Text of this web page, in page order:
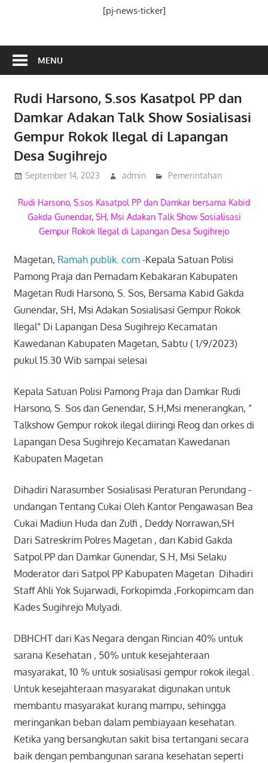
[pj-news-ticker]
MENU
Rudi Harsono, S.sos Kasatpol PP dan
Damkar Adakan Talk Show Sosialisasi
Gempur Rokok Ilegal di Lapangan
Desa Sugihrejo
September 14, 2023 admin Pemerintahan
Rudi Harsono, S.sos Kasatpol PP dan Damkar bersama Kabid
Gakda Gunendar, SH, Msi Adakan Talk Show Sosialisasi
Gempur Rokok Ilegal di Lapangan Desa Sugihrejo
Magetan, Ramah publik. com-Kepala Satuan Polisi
Pamong Praja dan Pemadam Kebakaran Kabupaten
Magetan Rudi Harsono, S. Sos, Bersama Kabid Gakda
Gunendar, SH, Msi Adakan Sosialisasi Gempur Rokok
Ilegal” Di Lapangan Desa Sugihrejo Kecamatan
Kawedanan Kabupaten Magetan, Sabtu ( 1/9/2023)
pukul 15.30 Wib sampai selesai
Kepala Satuan Polisi Pamong Praja dan Damkar Rudi
Harsono, S. Sos dan Genendar, S.H,Msi menerangkan, ”
Talkshow Gempur rokok ilegal diiringi Reog dan orkes di
Lapangan Desa Sugihrejo Kecamatan Kawedanan
Kabupaten Magetan
Dihadiri Narasumber Sosialisasi Peraturan Perundang -
undangan Tentang Cukai Oleh Kantor Pengawasan Bea
Cukai Madiun Huda dan Zulfi , Deddy Norrawan,SH
Dari Satreskrim Polres Magetan , dan Kabid Gakda
Satpol PP dan Damkar Gunendar, S.H, Msi Selaku
Moderator dari Satpol PP Kabupaten Magetan Dihadiri
Staff Ahli Yok Sujarwadi, Forkopimda ,Forkopimcam dan
Kades Sugihrejo Mulyadi.
DBHCHT dari Kas Negara dengan Rincian 40% untuk
sarana Kesehatan , 50% untuk kesejahteraan
masyarakat, 10 % untuk sosialisasi gempur rokok ilegal .
Untuk kesejahteraan masyarakat digunakan untuk
membantu masyarakat kurang mampu, sehingga
meringankan beban dalam pembiayaan kesehatan.
Ketika yang bersangkutan sakit bisa tertangani secara
baik dengan pembangunan sarana kesehatan seperti